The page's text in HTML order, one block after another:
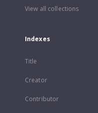
View all collections
Indexes
Title
Creator
Contributor